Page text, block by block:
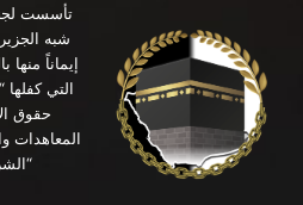
تأسست
إيماناً منها
التي كفلها
حقوق
المعاهدات